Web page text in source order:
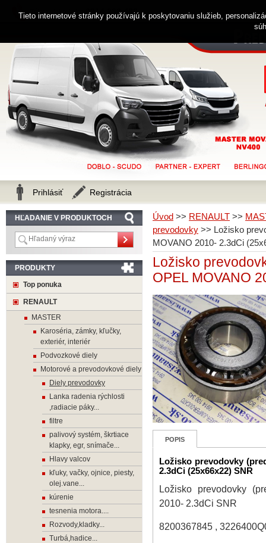
Úvod >> RENAULT >>
prevodovky >> Ložisko
MOVANO 2010- 2.3dCi
Ložisko
OPEL MOVANO
POPIS
Ložisko prevodovky
2.3dCi (25x66x22) SNR
Ložisko prevodovky
2010- 2.3dCi SNR
8200367845 ,
HĽADANIE V PRODUKTOCH
PRODUKTY
Top ponuka
RENAULT
MASTER
Karoséria, zámky, kľučky,
exteriér, interiér
Podvozkové diely
Motorové a prevodovkové diely
Diely prevodovky
Lanka radenia rýchlosti
,radiacie páky...
filtre
palivový systém, škrtiace
klapky, egr, snímače...
Hlavy valcov
kľuky, vačky, ojnice, piesty,
olej.vane...
kúrenie
tesnenia motora....
Rozvody,kladky...
Turbá,hadice...
Zákaznícka linka 0914 238 482
Prihlásiť Registrácia
Tieto internetové stránky používajú k poskytovaniu služieb,